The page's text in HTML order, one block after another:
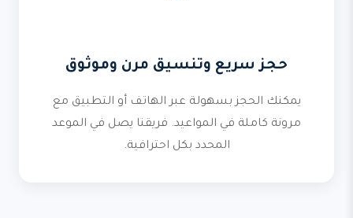
حجز سريع وتنسيق مرن وموثوق
يمكنك الحجز بسهولة عبر الهاتف أو التطبيق مع
مرونة كاملة في المواعيد. فريقنا يصل في الموعد
المحدد بكل احترافية.